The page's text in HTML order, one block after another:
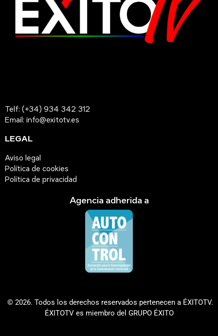
Telf: (+34) 934 342 312
Email: info@exitotv.es
LEGAL
Aviso legal
Política de cookies
Política de privacidad
Agencia adherida a
© 2026. Todos los derechos reservados pertenecen a ÉXITOTV.
ÉXITOTV es miembro del GRUPO ÉXITO